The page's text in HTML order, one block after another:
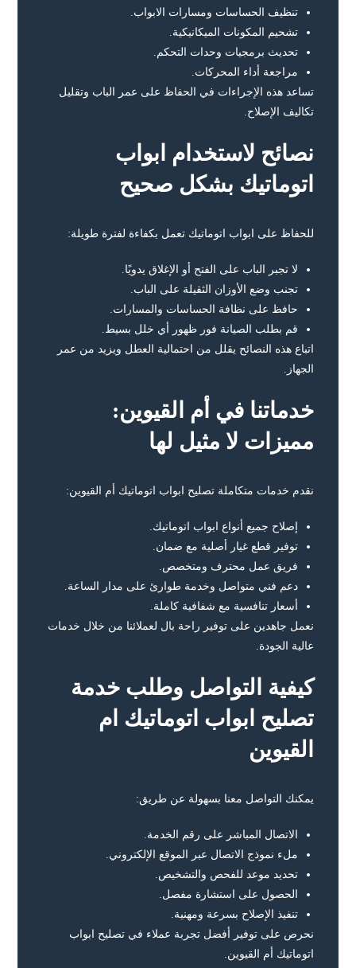
تنظيف الحساسات ومسارات الابواب.
تشحيم المكونات الميكانيكية.
تحديث برمجيات وحدات التحكم.
مراجعة أداء المحركات.
تساعد هذه الإجراءات في الحفاظ على عمر الباب وتقليل
تكاليف الإصلاح.
نصائح لاستخدام ابواب
اتوماتيك بشكل صحيح
للحفاظ على ابواب اتوماتيك تعمل بكفاءة لفترة طويلة:
لا تجبر الباب على الفتح أو الإغلاق يدويًا.
تجنب وضع الأوزان الثقيلة على الباب.
حافظ على نظافة الحساسات والمسارات.
قم بطلب الصيانة فور ظهور أي خلل بسيط.
اتباع هذه النصائح يقلل من احتمالية العطل ويزيد من عمر
الجهاز.
خدماتنا في أم القيوين:
مميزات لا مثيل لها
نقدم خدمات متكاملة تصليح ابواب اتوماتيك أم القيوين:
إصلاح جميع أنواع ابواب اتوماتيك.
توفير قطع غيار أصلية مع ضمان.
فريق عمل محترف ومتخصص.
دعم فني متواصل وخدمة طوارئ على مدار الساعة.
أسعار تنافسية مع شفافية كاملة.
نعمل جاهدين على توفير راحة بال لعملائنا من خلال خدمات
عالية الجودة.
كيفية التواصل وطلب خدمة
تصليح ابواب اتوماتيك ام
القيوين
يمكنك التواصل معنا بسهولة عن طريق:
الاتصال المباشر على رقم الخدمة.
ملء نموذج الاتصال عبر الموقع الإلكتروني.
تحديد موعد للفحص والتشخيص.
الحصول على استشارة مفصل.
تنفيذ الإصلاح بسرعة ومهنية.
نحرص على توفير أفضل تجربة عملاء في تصليح ابواب
اتوماتيك أم القيوين.